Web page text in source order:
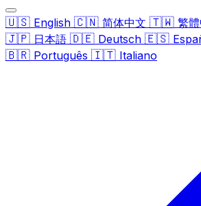
🇺🇸 English 🇨🇳 简体中文 🇹🇼 繁
🇯🇵 日本語 🇩🇪 Deutsch 🇪🇸
🇧🇷 Português 🇮🇹 Italiano